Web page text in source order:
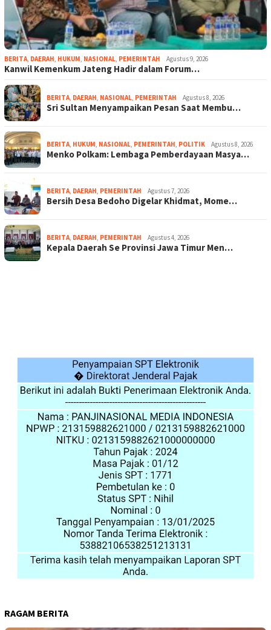
BERITA, DAERAH, HUKUM, NASIONAL, PEMERINTAH Agustus 9, 2026
Kanwil Kemenkum Jateng Hadir dalam Forum…
BERITA, DAERAH, NASIONAL, PEMERINTAH Agustus 8, 2026
Sri Sultan Menyampaikan Pesan Saat Membu…
BERITA, HUKUM, NASIONAL, PEMERINTAH, POLITIK Agustus 8, 2026
Menko Polkam: Lembaga Pemberdayaan Masya…
BERITA, DAERAH, PEMERINTAH Agustus 7, 2026
Bersih Desa Bedoho Digelar Khidmat, Mome…
BERITA, DAERAH, PEMERINTAH Agustus 4, 2026
Kepala Daerah Se Provinsi Jawa Timur Men…
RAGAM BERITA